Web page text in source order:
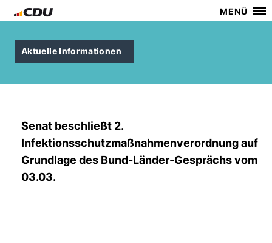
MENÜ
Aktuelle Informationen
Senat beschließt 2.
Infektionsschutzmaßnahmenverordnung auf
Grundlage des Bund-Länder-Gesprächs vom
03.03.